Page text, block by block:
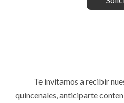
Te invitamos a recibir
quincenales, anticiparte